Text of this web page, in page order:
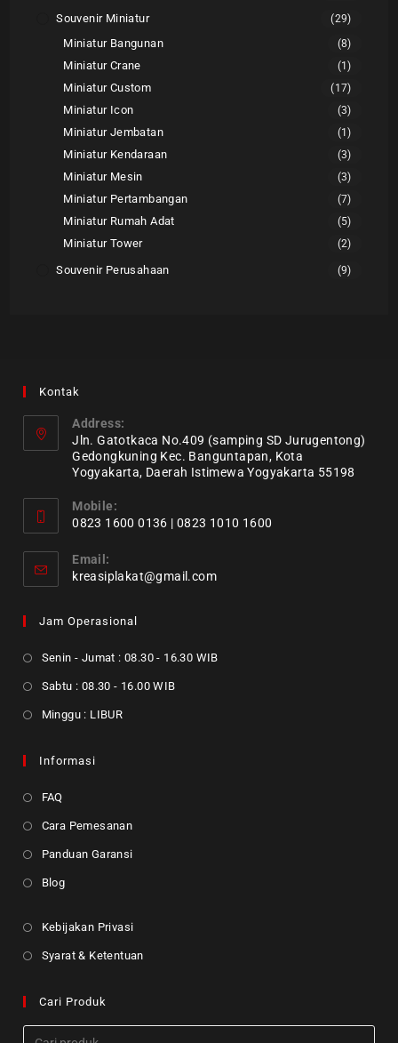
Souvenir Miniatur (29)
Miniatur Bangunan (8)
Miniatur Crane (1)
Miniatur Custom (17)
Miniatur Icon (3)
Miniatur Jembatan (1)
Miniatur Kendaraan (3)
Miniatur Mesin (3)
Miniatur Pertambangan (7)
Miniatur Rumah Adat (5)
Miniatur Tower (2)
Souvenir Perusahaan (9)
Kontak
Address:
Jln. Gatotkaca No.409 (samping SD Jurugentong)
Gedongkuning Kec. Banguntapan, Kota
Yogyakarta, Daerah Istimewa Yogyakarta 55198
Mobile:
0823 1600 0136 | 0823 1010 1600
Email:
kreasiplakat@gmail.com
Jam Operasional
Senin - Jumat : 08.30 - 16.30 WIB
Sabtu : 08.30 - 16.00 WIB
Minggu : LIBUR
Informasi
FAQ
Cara Pemesanan
Panduan Garansi
Blog
Kebijakan Privasi
Syarat & Ketentuan
Cari Produk